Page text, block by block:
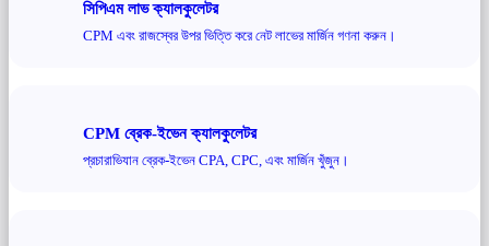
সিপিএম লাভ ক্যালকুলেটর
CPM এবং রাজস্বের উপর ভিত্তি করে নেট লাভের মার্জিন গণনা করুন।
CPM ব্রেক-ইভেন ক্যালকুলেটর
প্রচারাভিযান ব্রেক-ইভেন CPA, CPC, এবং মার্জিন খুঁজুন।